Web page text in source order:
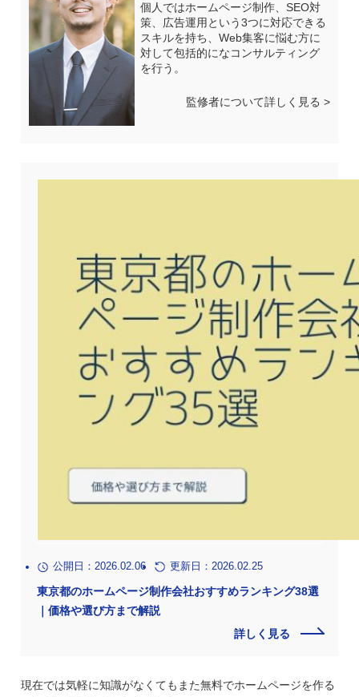
個人ではホームページ制作、SEO対
策、広告運用という3つに対応できる
スキルを持ち、Web集客に悩む方に
対して包括的になコンサルティング
を行う。
監修者について詳しく見る >
公開日：2026.02.06 更新日：2026.02.25
東京都のホームページ制作会社おすすめランキング38選
｜価格や選び方まで解説
詳しく見る
現在では気軽に知識がなくてもまた無料でホームページを作る